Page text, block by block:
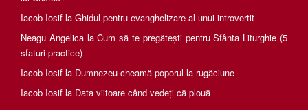
Iacob Iosif la Ghidul pentru evanghelizare al unui introvertit
Neagu AngelicalaCum să te pregătești pentru Sfânta Liturghie (5
sfaturi practice)
Iacob Iosif la Dumnezeu cheamă poporul la rugăciune
Iacob Iosif la Data viitoare când vedeți că plouă